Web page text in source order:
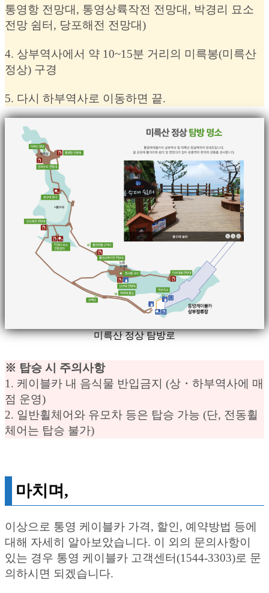
통영항 전망대, 통영상륙작전 전망대, 박경리 묘소
전망 쉼터, 당포해전 전망대)
4. 상부역사에서 약 10~15분 거리의 미륵봉(미륵산
정상) 구경
5. 다시 하부역사로 이동하면 끝.
미륵산 정상 탐방로
※ 탑승 시 주의사항
1. 케이블카 내 음식물 반입금지 (상・하부역사에 매
점 운영)
2. 일반휠체어와 유모차 등은 탑승 가능 (단, 전동휠
체어는 탑승 불가)
마치며,
이상으로 통영 케이블카 가격, 할인, 예약방법 등에
대해 자세히 알아보았습니다. 이 외의 문의사항이
있는 경우 통영 케이블카 고객센터(1544-3303)로 문
의하시면 되겠습니다.